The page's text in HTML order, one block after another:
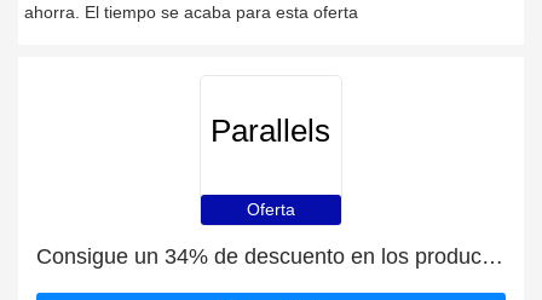
ahorra. El tiempo se acaba para esta oferta
Parallels
Oferta
Consigue un 34% de descuento en los productos de Parallels | caduca pronto